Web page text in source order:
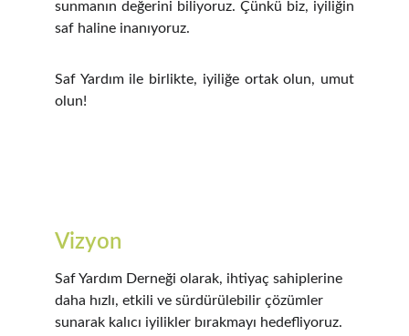
sunmanın değerini biliyoruz. Çünkü biz, iyiliğin
saf haline inanıyoruz.
Saf Yardım ile birlikte, iyiliğe ortak olun, umut
olun!
Vizyon
Saf Yardım Derneği olarak, ihtiyaç sahiplerine
daha hızlı, etkili ve sürdürülebilir çözümler
sunarak kalıcı iyilikler bırakmayı hedefliyoruz.